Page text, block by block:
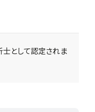
士として認定されま